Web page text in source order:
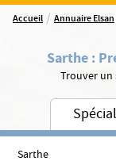
Accueil / Annuaire Elsan
Sarthe:
Trouver un
Sarthe